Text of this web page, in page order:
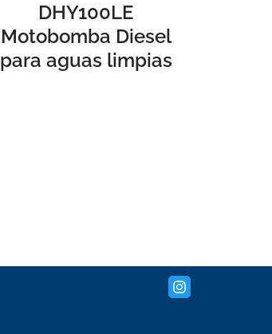
DHY100LE
Motobomba Diesel
para aguas limpias